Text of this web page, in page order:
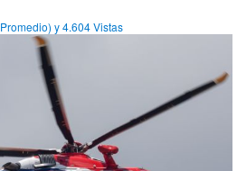
Promedio) y4.604Vistas